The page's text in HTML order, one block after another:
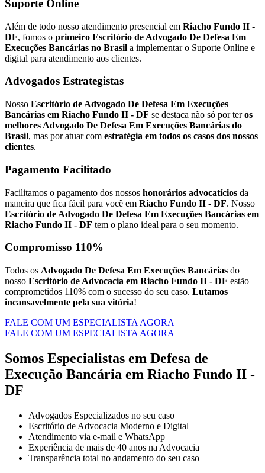
Suporte Online
Além de todo nosso atendimento presencial em Riacho Fundo II -
DF, fomos o primeiro Escritório de Advogado De Defesa Em
Execuções Bancárias no Brasil a implementar o Suporte Online e
digital para atendimento aos clientes.
Advogados Estrategistas
Nosso Escritório de Advogado De Defesa Em Execuções
Bancárias em Riacho Fundo II - DF se destaca não só por teros
melhores Advogado De Defesa Em Execuções Bancárias do
Brasil, mas por atuar com estratégia em todos os casos dos nossos
clientes.
Pagamento Facilitado
Facilitamos o pagamento dos nossos honorários advocatícios da
maneira que fica fácil para você em Riacho Fundo II - DF. Nosso
Escritório de Advogado De Defesa Em Execuções Bancárias em
Riacho Fundo II - DF tem o plano ideal para o seu momento.
Compromisso 110%
Todos os Advogado De Defesa Em Execuções Bancárias do
nosso Escritório de Advocacia em Riacho Fundo II - DF estão
comprometidos 110% com o sucesso do seu caso. Lutamos
incansavelmente pela sua vitória!
FALE COM UM ESPECIALISTA AGORA
FALE COM UM ESPECIALISTA AGORA
Somos Especialistas em Defesa de
Execução Bancária em Riacho Fundo II -
DF
Advogados Especializados no seu caso
Escritório de Advocacia Moderno e Digital
Atendimento via e-mail e WhatsApp
Experiência de mais de 40 anos na Advocacia
Transparência total no andamento do seu caso